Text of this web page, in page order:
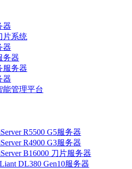
器
片系统
器
务器
服务器
器
能管理平台
R5500 G5服务器
R4900 G3服务器
B16000 刀片服务器
DL380 Gen10服务器